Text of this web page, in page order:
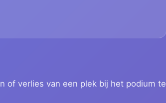
of verlies van een plek bij het podium te